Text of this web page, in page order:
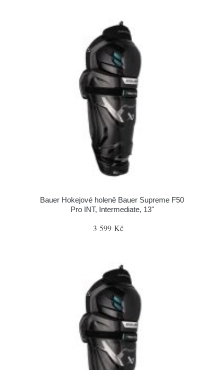
Bauer Hokejové holeně Bauer Supreme F50
Pro INT, Intermediate, 13"
3 599 Kč